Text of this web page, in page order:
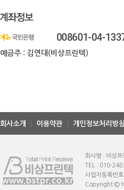
008601-04-
예금주 : 김연대(비상프린텍)
회사소개 이용약관 개인정보처리방침
회사명 : 비상
TEL : 010-
사업자등록번
Copyright ©